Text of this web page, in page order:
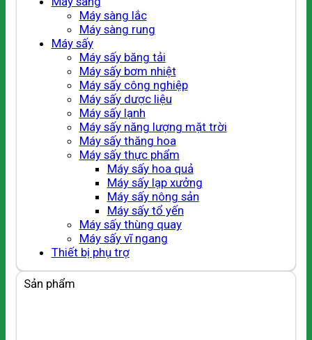
Máy sàng lắc
Máy sàng rung
Máy sấy
Máy sấy băng tải
Máy sấy bơm nhiệt
Máy sấy công nghiệp
Máy sấy dược liệu
Máy sấy lạnh
Máy sấy năng lượng mặt trời
Máy sấy thăng hoa
Máy sấy thực phẩm
Máy sấy hoa quả
Máy sấy lạp xưởng
Máy sấy nông sản
Máy sấy tổ yến
Máy sấy thùng quay
Máy sấy vĩ ngang
Thiết bị phụ trợ
Sản phẩm